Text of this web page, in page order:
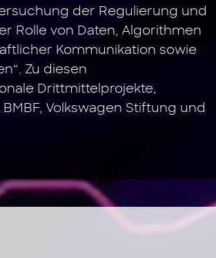
der Regulierung und
Rolle von Daten, Algorithmen
Kommunikation sowie
Zu diesen
Drittmittelprojekte,
Volkswagen Stiftung und